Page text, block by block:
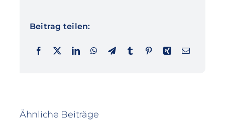
Beitrag teilen:
Ähnliche Beiträge